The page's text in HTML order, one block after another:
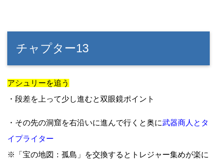
チャプター13
アシュリーを追う
・段差を上って少し進むと双眼鏡ポイント
・その先の洞窟を右沿いに進んで行くと奥に武器商人とタ
イプライター
※「宝の地図：孤島」を交換するとトレジャー集めが楽に